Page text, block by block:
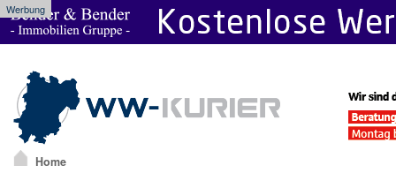
Werbung
Home